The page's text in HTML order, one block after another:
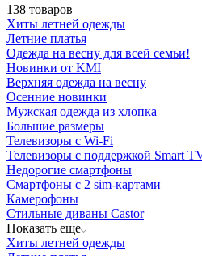
138 товаров
Хиты летней одежды
Летние платья
Одежда на весну для всей семьи!
Новинки от KMI
Верхняя одежда на весну
Осенние новинки
Мужская одежда из хлопка
Большие размеры
Телевизоры с Wi-Fi
Телевизоры с поддержкой Smart
Недорогие смартфоны
Смартфоны с 2 sim-картами
Камерофоны
Стильные диваны Castor
Показать еще
Хиты летней одежды